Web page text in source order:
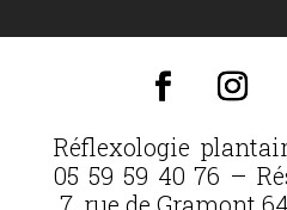
Réflexologie
05 59 59 40 76 –
7, rue de Gramont